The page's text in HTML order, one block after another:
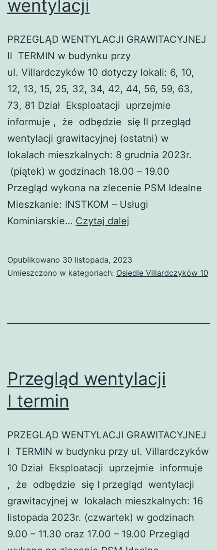
wentylacji
PRZEGLĄD WENTYLACJI GRAWITACYJNEJ
II TERMIN w budynku przy
ul. Villardczyków 10 dotyczy lokali: 6, 10,
12, 13, 15, 25, 32, 34, 42, 44, 56, 59, 63,
73, 81 Dział Eksploatacji uprzejmie
informuje , że odbędzie się II przegląd
wentylacji grawitacyjnej (ostatni) w
lokalach mieszkalnych: 8 grudnia 2023r.
(piątek) w godzinach 18.00 – 19.00
Przegląd wykona na zlecenie PSM Idealne
Mieszkanie: INSTKOM – Usługi
Kominiarskie… Czytaj dalej
Opublikowano 30 listopada, 2023
Umieszczono w kategoriach: Osiedle Villardczyków 10
Przegląd wentylacji
I termin
PRZEGLĄD WENTYLACJI GRAWITACYJNEJ
I TERMIN w budynku przy ul. Villardczyków
10 Dział Eksploatacji uprzejmie informuje
, że odbędzie się I przegląd wentylacji
grawitacyjnej w lokalach mieszkalnych: 16
listopada 2023r. (czwartek) w godzinach
9.00 – 11.30 oraz 17.00 – 19.00 Przegląd